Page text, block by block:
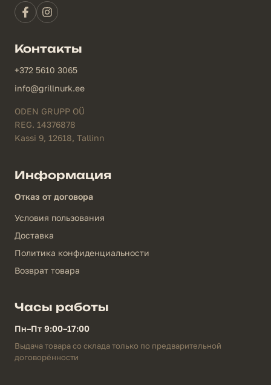
Контакты
+372 5610 3065
info@grillnurk.ee
ODEN GRUPP OÜ
REG. 14376878
Kassi 9, 12618, Tallinn
Информация
Отказ от договора
Условия пользования
Доставка
Политика конфиденциальности
Возврат товара
Часы работы
Пн–Пт 9:00–17:00
Выдача товара со склада только по предварительной
договорённости